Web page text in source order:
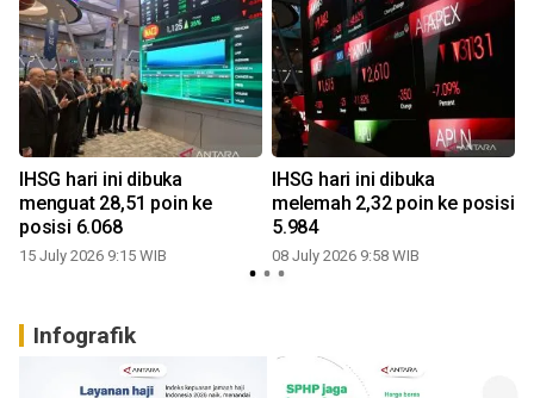
IHSG hari ini dibuka
menguat 28,51 poin ke
posisi 6.068
15 July 2026 9:15 WIB
IHSG hari ini dibuka
melemah 2,32 poin ke posisi
5.984
08 July 2026 9:58 WIB
Infografik